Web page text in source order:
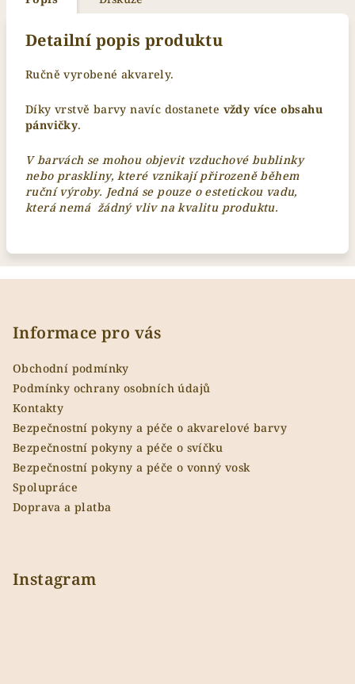
Detailní popis produktu
Ručně vyrobené akvarely.
Díky vrstvě barvy navíc dostanete vždy více obsahu
pánvičky.
V barvách se mohou objevit vzduchové bublinky
nebo praskliny, které vznikají přirozeně během
ruční výroby. Jedná se pouze o estetickou vadu,
která nemá žádný vliv na kvalitu produktu.
Informace pro vás
Obchodní podmínky
Podmínky ochrany osobních údajů
Kontakty
Bezpečnostní pokyny a péče o akvarelové barvy
Bezpečnostní pokyny a péče o svíčku
Bezpečnostní pokyny a péče o vonný vosk
Spolupráce
Doprava a platba
Instagram